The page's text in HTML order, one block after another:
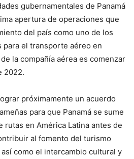
gubernamentales de Panamá
apertura de operaciones que
del país como uno de los
el transporte aéreo en
la compañía aérea es comenzar
2022.
próximamente un acuerdo
para que Panamá se sume
rutas en América Latina antes de
al fomento del turismo
como el intercambio cultural y